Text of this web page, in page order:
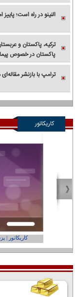
النینو در راه است؛
ترکیه، پاکستان و
پاکستان در خصوص
ترامپ با بازنشر
کاریکاتور
کاریکاتور |